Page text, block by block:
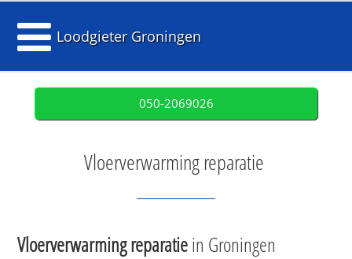
Loodgieter Groningen
050-2069026
Vloerverwarming reparatie
Vloerverwarming reparatiein Groningen